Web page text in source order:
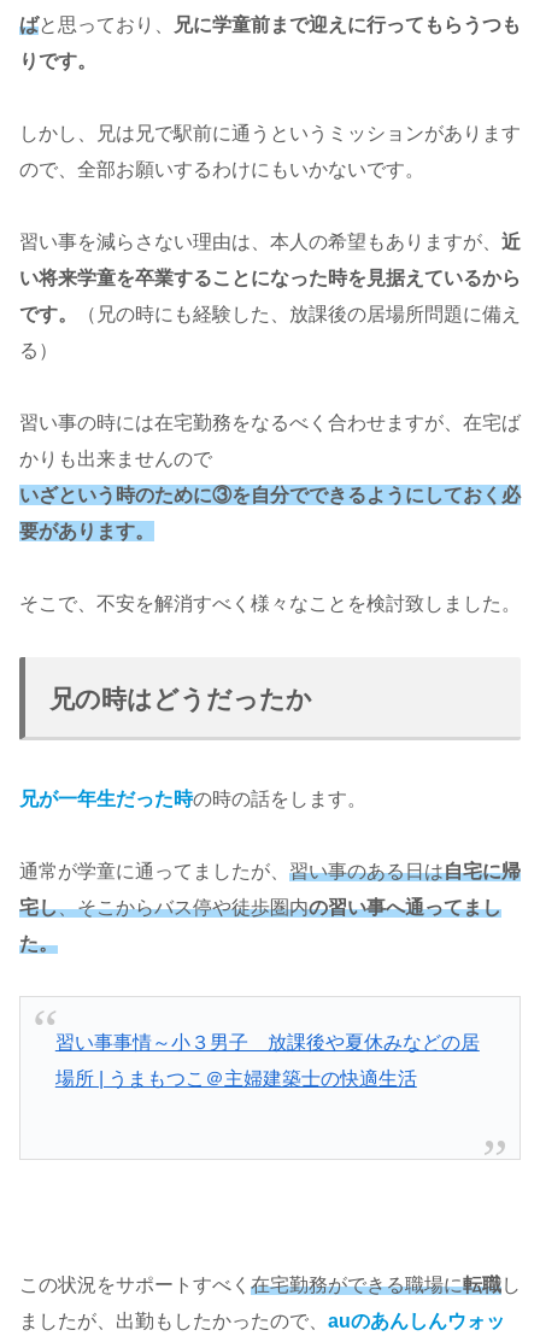
ばと思っており、
兄に学童前まで迎えに行ってもらうつも
りです。
しかし、兄は兄で駅前に通うというミッションがあります
ので、全部お願いするわけにもいかないです。
習い事を減らさない理由は、本人の希望もありますが、 近
い将来学童を卒業することになった時を見据えているから
です。
（兄の時にも経験した、放課後の居場所問題に備え
る）
習い事の時には在宅勤務をなるべく合わせますが、在宅ば
かりも出来ませんので
いざという時のために③を自分でできるようにしておく必
要があります。
そこで、不安を解消すべく様々なことを検討致しました。
兄の時はどうだったか
兄が一年生だった時の時の話をします。
通常が学童に通ってましたが、 習い事のある日は自宅に帰
宅し、そこからバス停や徒歩圏内の習い事へ通ってまし
た。
習い事事情～小３男子 放課後や夏休みなどの居
場所 | うまもつこ＠主婦建築士の快適生活
この状況をサポートすべく 在宅勤務ができる職場に転職し
ましたが、出勤もしたかったので、 auのあんしんウォッ